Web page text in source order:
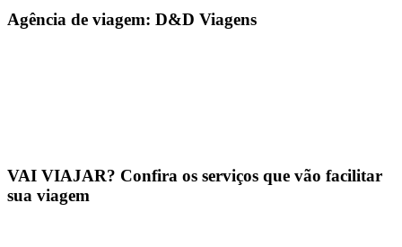
Agência de viagem: D&D Viagens
VAI VIAJAR? Confira os serviços que vão facilitar
sua viagem